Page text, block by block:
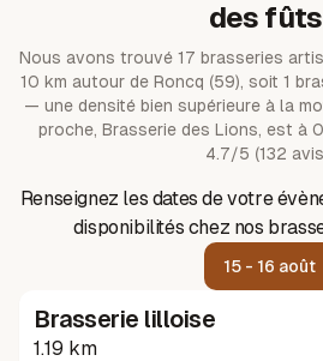
des
Nous avons trouvé 17 brasseries
10 km autour de Roncq (59), soit 1
— une densité bien supérieure à la
proche, Brasserie des Lions, est à
4.7/5 (132
Renseignez les dates de votre
disponibilités chez nos
15 - 16 août
Brasserie lilloise
1.19 km